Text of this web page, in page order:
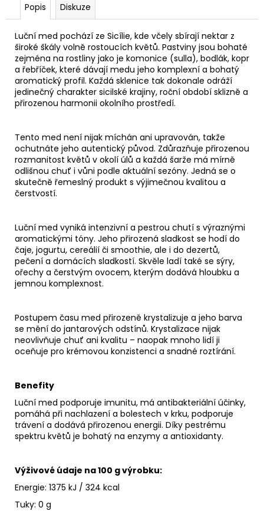
Popis Diskuze
Luční med pochází ze Sicílie, kde včely sbírají nektar z
široké škály volně rostoucích květů. Pastviny jsou bohaté
zejména na rostliny jako je komonice (sulla), bodlák, kopr
a řebříček, které dávají medu jeho komplexní a bohatý
aromatický profil. Každá sklenice tak dokonale odráží
jedinečný charakter sicilské krajiny, roční období sklizně a
přirozenou harmonii okolního prostředí.
Tento med není nijak míchán ani upravován, takže
ochutnáte jeho autentický původ. Zdůrazňuje přirozenou
rozmanitost květů v okolí úlů a každá šarže má mírně
odlišnou chuť i vůni podle aktuální sezóny. Jedná se o
skutečně řemeslný produkt s výjimečnou kvalitou a
čerstvostí.
Luční med vyniká intenzivní a pestrou chutí s výraznými
aromatickými tóny. Jeho přirozená sladkost se hodí do
čaje, jogurtu, cereálií či smoothie, ale i do dezertů,
pečení a domácích sladkostí. Skvěle ladí také se sýry,
ořechy a čerstvým ovocem, kterým dodává hloubku a
jemnou komplexnost.
Postupem času med přirozeně krystalizuje a jeho barva
se mění do jantarových odstínů. Krystalizace nijak
neovlivňuje chuť ani kvalitu – naopak mnoho lidí ji
oceňuje pro krémovou konzistenci a snadné roztírání.
Benefity
Luční med podporuje imunitu, má antibakteriální účinky,
pomáhá při nachlazení a bolestech v krku, podporuje
trávení a dodává přirozenou energii. Díky pestrému
spektru květů je bohatý na enzymy a antioxidanty.
Výživové údaje na 100 g výrobku:
Energie: 1375 kJ / 324 kcal
Tuky: 0 g